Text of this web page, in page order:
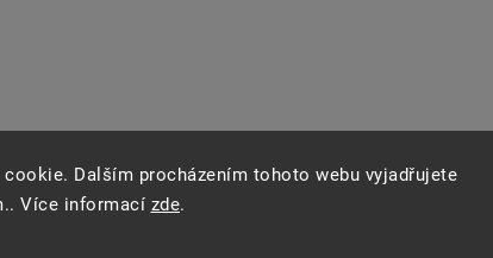
Dalším procházením tohoto webu vyjadřujete
Více informací zde.